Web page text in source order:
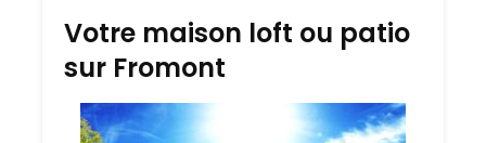
Votre maison loft ou patio
sur Fromont